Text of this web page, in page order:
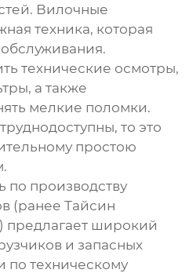
Вилочные
техника, которая
технические осмотры,
а также
мелкие поломки.
то это
простою
по производству
(ранее Тайсин
широкий
и запасных
по техническому